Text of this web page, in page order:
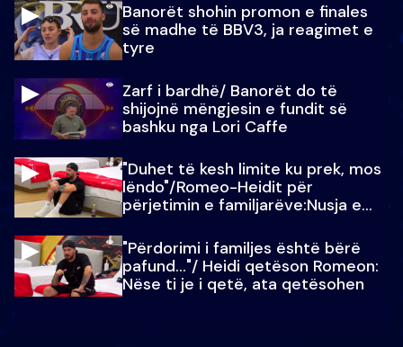
Banorët shohin promon e finales
së madhe të BBV3, ja reagimet e
tyre
Zarf i bardhë/ Banorët do të
shijojnë mëngjesin e fundit së
bashku nga Lori Caffe
"Duhet të kesh limite ku prek, mos
lëndo"/Romeo-Heidit për
përjetimin e familjarëve:Nusja e
"Përdorimi i familjes është bërë
pafund…"/ Heidi qetëson Romeon:
Nëse ti je i qetë, ata qetësohen